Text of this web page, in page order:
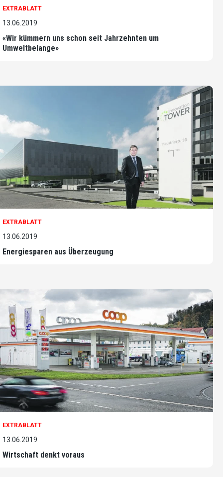
EXTRABLATT
13.06.2019
«Wir kümmern uns schon seit Jahrzehnten um
Umweltbelange»
EXTRABLATT
13.06.2019
Energiesparen aus Überzeugung
EXTRABLATT
13.06.2019
Wirtschaft denkt voraus